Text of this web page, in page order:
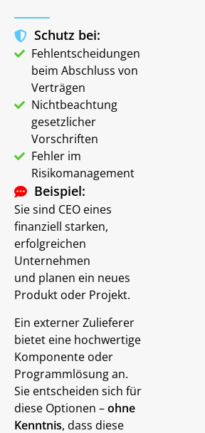
Schutz bei:
Fehlentscheidungen
beim Abschluss von
Verträgen
Nichtbeachtung
gesetzlicher
Vorschriften
Fehler im
Risikomanagement
Beispiel:
Sie sind CEO eines
finanziell starken,
erfolgreichen
Unternehmen
und planen ein neues
Produkt oder Projekt.
Ein externer Zulieferer
bietet eine hochwertige
Komponente oder
Programmlösung an.
Sie entscheiden sich für
diese Optionen –ohne
Kenntnis, dass diese